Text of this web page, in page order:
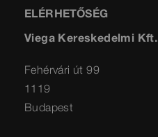
ELÉRHETŐSÉG
Viega Kereskedelmi Kft.
Fehérvári út 99
1119
Budapest